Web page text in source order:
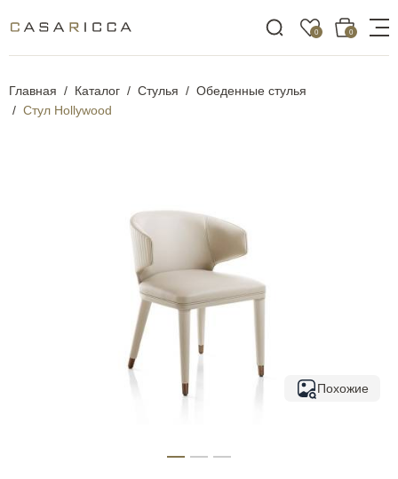
0 0
Главная Каталог Стулья
Обеденные стулья
Стул Hollywood
Похожие